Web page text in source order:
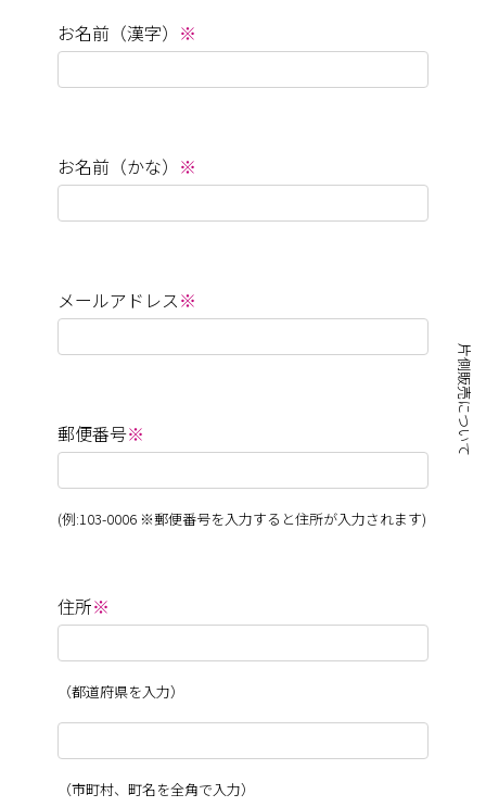
片側販売について
お名前（漢字） ※
お名前（かな） ※
メールアドレス※
郵便番号※
(例:103-0006 ※郵便番号を入力すると住所が入力されます)
住所※
（都道府県を入力）
（市町村、町名を全角で入力）